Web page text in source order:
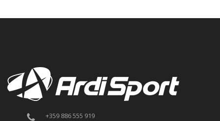
+359 886 555 919